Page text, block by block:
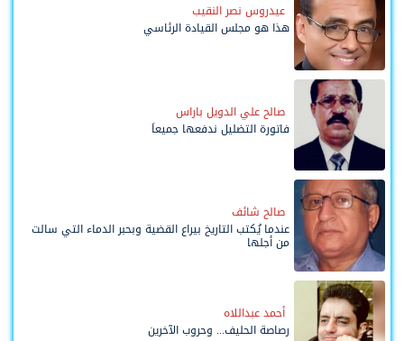
عيدروس نصر النقيب
هذا هو مجلس القيادة الرئاسي
صالح علي الدويل باراس
فاتورة التضليل ندفعها جميعاً
صالح شائف
عندما يُكتب التاريخ بيراع القضية وبحبر الدماء التي سالت
من أجلها
أحمد عبداللاه
رصاصة الحليف... وحروب الآخرين